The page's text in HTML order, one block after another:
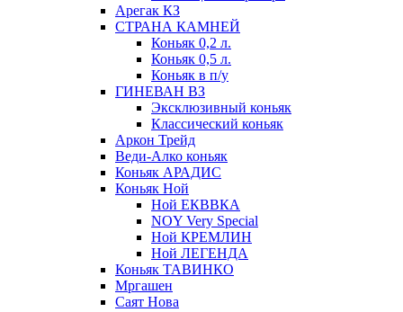
Арегак КЗ
СТРАНА КАМНЕЙ
Коньяк 0,2 л.
Коньяк 0,5 л.
Коньяк в п/у
ГИНЕВАН ВЗ
Эксклюзивный коньяк
Классический коньяк
Аркон Трейд
Веди-Алко коньяк
Коньяк АРАДИС
Коньяк Ной
Ной ЕКВВКА
NOY Very Special
Ной КРЕМЛИН
Ной ЛЕГЕНДА
Коньяк ТАВИНКО
Мргашен
Саят Нова